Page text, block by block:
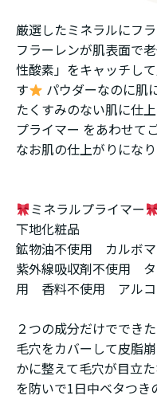
厳選したミネラルにフラ
フラーレンが肌表面で
性酸素」をキャッチし
す
パウダーなのに肌
たくすみのない肌に仕
プライマー をあわせて
なお肌の仕上がりにな
ミネラルプライマー
下地化粧品
鉱物油不使用 カルボ
紫外線吸収剤不使用
用 香料不使用 アルコ
２つの成分だけででき
毛穴をカバーして皮脂
かに整えて毛穴が目立
を防いで1日中ベタつき